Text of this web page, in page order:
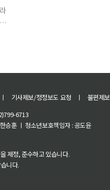
ㅣ 기사제보/정정보도 요청 ㅣ 불편제보
6713
승훈 ㅣ 청소년보호책임자 : 공도윤
제정, 준수하고 있습니다.
니다.